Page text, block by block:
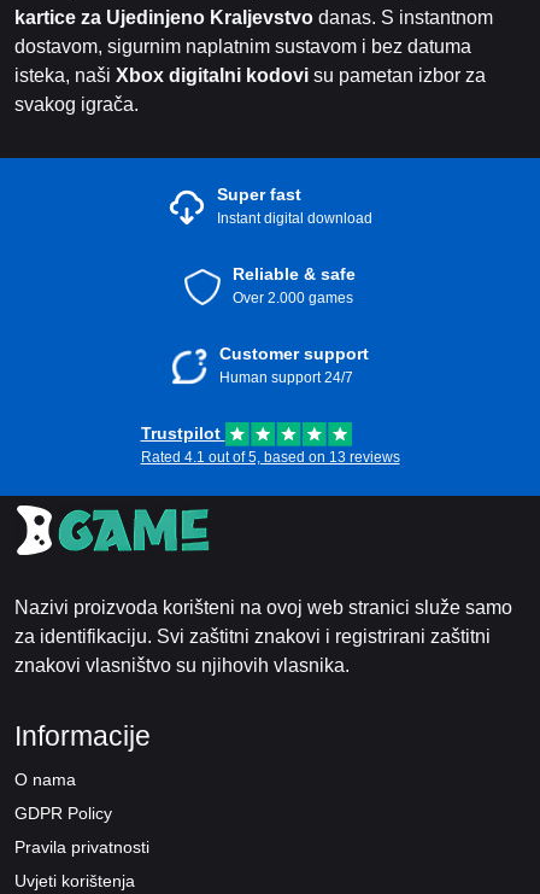
kartice za Ujedinjeno Kraljevstvo danas. S instantnom
dostavom, sigurnim naplatnim sustavom i bez datuma
isteka, naši Xbox digitalni kodovi su pametan izbor za
svakog igrača.
Super fast
Instant digital download
Reliable & safe
Over 2.000 games
Customer support
Human support 24/7
Trustpilot
Rated 4.1 out of 5, based on 13 reviews
Nazivi proizvoda korišteni na ovoj web stranici služe samo
za identifikaciju. Svi zaštitni znakovi i registrirani zaštitni
znakovi vlasništvo su njihovih vlasnika.
Informacije
O nama
GDPR Policy
Pravila privatnosti
Uvjeti korištenja